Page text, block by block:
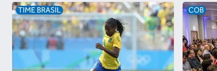
TIME BRASIL COB